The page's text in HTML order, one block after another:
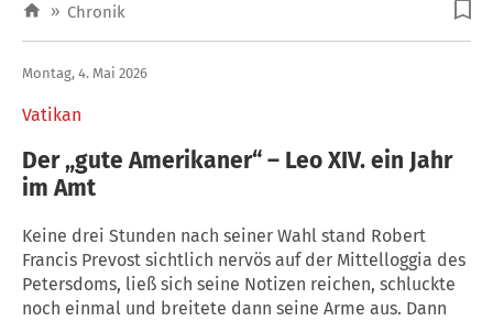
» Chronik
Vatikan
Montag, 4. Mai 2026
Der „gute Amerikaner“ – Leo XIV. ein Jahr
im Amt
Keine drei Stunden nach seiner Wahl stand Robert
Francis Prevost sichtlich nervös auf der Mittelloggia des
Petersdoms, ließ sich seine Notizen reichen, schluckte
noch einmal und breitete dann seine Arme aus. Dann